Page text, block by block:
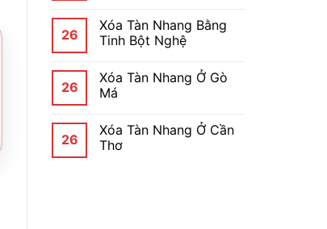
26
Xóa Tàn Nhang Bằng
Tinh Bột Nghệ
26
Xóa Tàn Nhang Ở Gò
Má
26
Xóa Tàn Nhang Ở Cần
Thơ